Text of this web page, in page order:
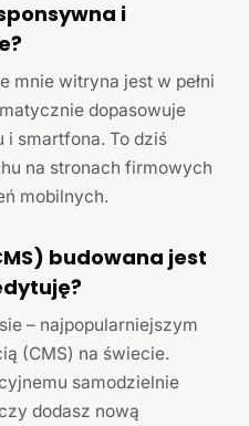
i
mnie witryna jest w pełni
dopasowuje
i smartfona. To dziś
na stronach firmowych
mobilnych.
budowana jest
– najpopularniejszym
(CMS) na świecie.
samodzielnie
dodasz nową